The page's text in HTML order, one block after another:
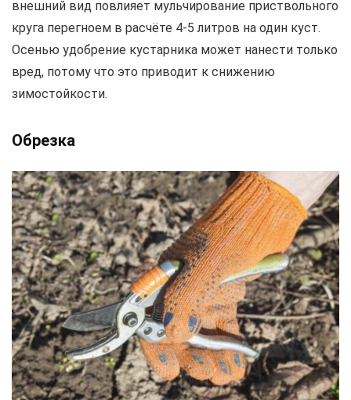
внешний вид повлияет мульчирование приствольного
круга перегноем в расчёте 4-5 литров на один куст.
Осенью удобрение кустарника может нанести только
вред, потому что это приводит к снижению
зимостойкости.
Обрезка